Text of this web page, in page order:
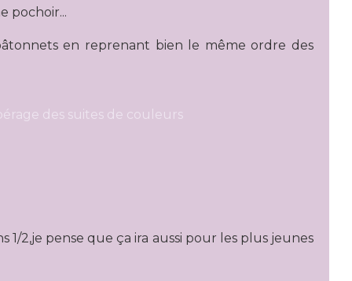
pochoir...
en reprenant bien le même ordre des
1/2,je pense que ça ira aussi pour les plus jeunes